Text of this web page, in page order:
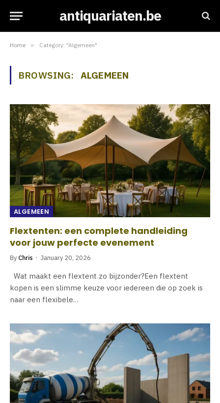
antiquariaten.be
Home » Category: "Algemeen"
BROWSING: ALGEMEEN
ALGEMEEN
Flextenten: een complete handleiding
voor jouw perfecte evenement
By Chris January 20, 2026
Wat maakt een flextent zo bijzonder?Een flextent
kopen is een slimme keuze voor iedereen die op zoek is
naar een flexibele…